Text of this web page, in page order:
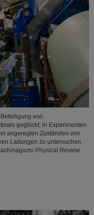
von
geglückt, in Experimenten
angeregten Zuständen von
Ladungen zu untersuchen.
Physical Review